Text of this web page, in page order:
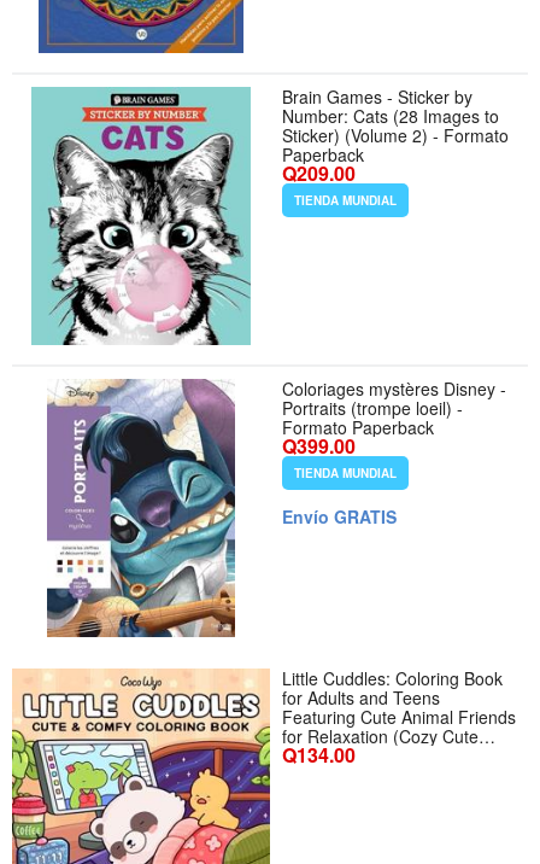
Brain Games - Sticker by
Number: Cats (28 Images to
Sticker) (Volume 2) - Formato
Paperback
Q209.00
TIENDA MUNDIAL
Coloriages mystères Disney -
Portraits (trompe loeil) -
Formato Paperback
Q399.00
TIENDA MUNDIAL
Envío GRATIS
Little Cuddles: Coloring Book
for Adults and Teens
Featuring Cute Animal Friends
for Relaxation (Cozy Cute
Coloring) - Formato
Q134.00